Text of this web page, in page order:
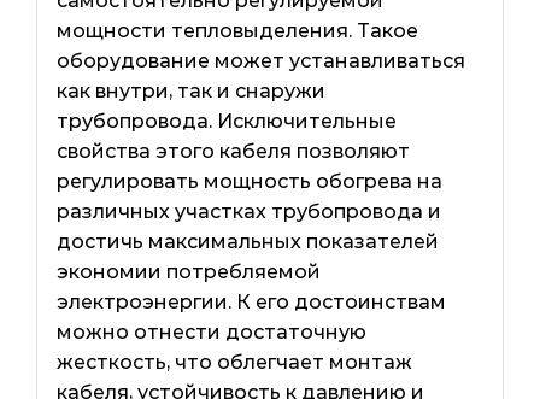
мощности тепловыделения. Такое
оборудование может устанавливаться
как внутри, так и снаружи
трубопровода. Исключительные
свойства этого кабеля позволяют
регулировать мощность обогрева на
различных участках трубопровода и
достичь максимальных показателей
экономии потребляемой
электроэнергии. К его достоинствам
можно отнести достаточную
жесткость, что облегчает монтаж
кабеля, устойчивость к давлению и